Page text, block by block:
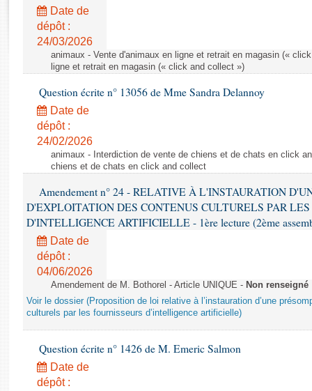
Rapports législatifs
Rapports sur l'application des lois
Baromètre de l’application des lois
Dossiers législatifs
Budget et sécurité sociale
Questions écrites et orales
Comptes rendus des débats
Date de
dépôt :
24/03/2026
animaux - Vente d'animaux en ligne et retrait en magasin («
ligne et retrait en magasin (« click and collect »)
Question écrite n° 13056 de Mme Sandra Delannoy
Date de
dépôt :
24/02/2026
animaux - Interdiction de vente de chiens et de chats en click
chiens et de chats en click and collect
Amendement n° 24 - RELATIVE À L'INSTAURATION
D'EXPLOITATION DES CONTENUS CULTURELS PAR LES
D'INTELLIGENCE ARTIFICIELLE - 1ère lecture (2ème
Date de
dépôt :
04/06/2026
Amendement de M. Bothorel - Article UNIQUE - Non renseigné
Voir le dossier (Proposition de loi relative à l’instauration d’une
culturels par les fournisseurs d’intelligence artificielle)
Question écrite n° 1426 de M. Emeric Salmon
Date de
dépôt :